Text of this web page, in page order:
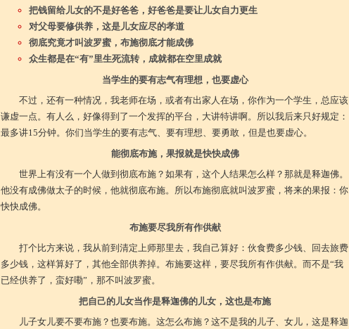
把钱留给儿女的不是好爸爸，好爸爸是要让儿女自力更生
对父母要修供养，这是儿女应尽的孝道
彻底究竟才叫波罗蜜，布施彻底才能成佛
众生都是在“有”里生死流转，成就都在空里成就
当学生的要有志气有理想，也要虚心
不过，还有一种情况，我老师在场，或者有出家人在场，你作为一个学生，总应该
谦虚一点。有人么，好像得到了一个发挥的平台，大讲特讲啊。所以我后来只好规定：
最多讲15分钟。你们当学生的要有志气、要有理想、要勇敢，但是也要虚心。
能彻底布施，果报就是快快成佛
世界上有没有一个人做到彻底布施？如果有，这个人结果怎么样？那就是释迦佛。
他没有成佛做太子的时候，他就彻底布施。所以布施彻底就叫波罗蜜，将来的果报：你
快快成佛。
布施要尽我所有作供献
打个比方来说，我从前到清定上师那里去，我自己算好：伙食费多少钱、回去旅费
多少钱，这样算好了，其他全部供养掉。布施要这样，要尽我所有作供献。而不是“我
已经供养了，蛮好嘞”，那不叫波罗蜜。
把自己的儿女当作是释迦佛的儿女，这也是布施
儿子女儿要不要布施？也要布施。这怎么布施？这不是我的儿子、女儿，这是释迦